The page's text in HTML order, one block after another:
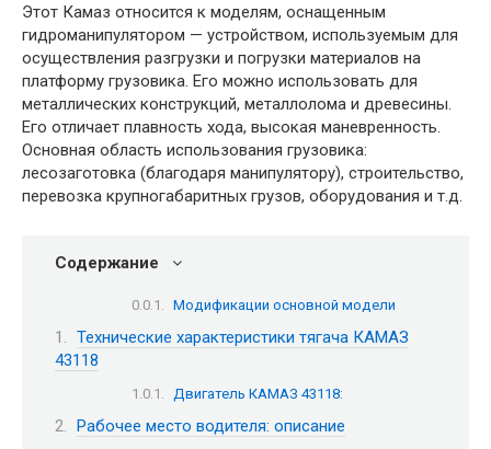
Этот Камаз относится к моделям, оснащенным
гидроманипулятором — устройством, используемым для
осуществления разгрузки и погрузки материалов на
платформу грузовика. Его можно использовать для
металлических конструкций, металлолома и древесины.
Его отличает плавность хода, высокая маневренность.
Основная область использования грузовика:
лесозаготовка (благодаря манипулятору), строительство,
перевозка крупногабаритных грузов, оборудования и т.д.
Содержание
Модификации основной модели
Технические характеристики тягача КАМАЗ
43118
Двигатель КАМАЗ 43118:
Рабочее место водителя: описание